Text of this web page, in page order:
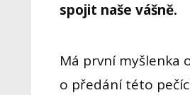
spojit naše vášně.
Má první myšlenka
o předání této